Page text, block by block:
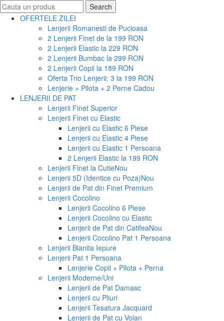
Search
for:
Search
OFERTELE ZILEI
Lenjerii Romanesti de Pucioasa
2 Lenjerii Finet de la 199 RON
2 Lenjerii Elastic la 229 RON
2 Lenjerii Bumbac la 299 RON
2 Lenjerii Copii la 189 RON
Oferta Trio Lenjerii: 3 la 199 RON
Lenjerie + Pilota + 2 Perne Cadou
LENJERII DE PAT
Lenjerii Finet Superior
Lenjerii Finet cu Elastic
Lenjerii cu Elastic 6 Piese
Lenjerii cu Elastic 4 Piese
Lenjerii cu Elastic 1 Persoana
2 Lenjerii Elastic la 199 RON
Lenjerii Finet la CutieNou
Lenjerii 5D (Identice cu Poza)Nou
Lenjerii de Pat din Finet Premium
Lenjerii Cocolino
Lenjerii Cocolino 6 Piese
Lenjerii Cocolino cu Elastic
Lenjerii de Pat din CatifeaNou
Lenjerii Cocolino Pat 1 Persoana
Lenjerii Blanita Iepure
Lenjerii Pat 1 Persoana
Lenjerie Copii + Pilota + Perna
Lenjerii Moderne/Uni
Lenjerii de Pat Damasc
Lenjerii cu Pliuri
Lenjerii Tesatura Jacquard
Lenjerii de Pat cu Volan